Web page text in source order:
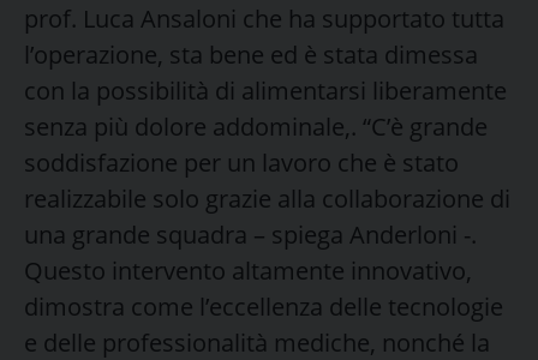
prof. Luca Ansaloni che ha supportato tutta
l’operazione, sta bene ed è stata dimessa
con la possibilità di alimentarsi liberamente
senza più dolore addominale,. “C’è grande
soddisfazione per un lavoro che è stato
realizzabile solo grazie alla collaborazione di
una grande squadra – spiega Anderloni -.
Questo intervento altamente innovativo,
dimostra come l’eccellenza delle tecnologie
e delle professionalità mediche, nonché la